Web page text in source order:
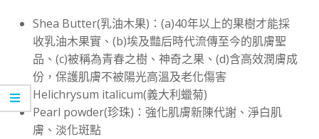
Shea Butter(乳油木果)：(a)40年以上的果樹才能採
收乳油木果實、(b)埃及豔后時代流傳至今的肌膚聖
品、(c)被稱為青春之樹、神奇之果、(d)含高效潤膚成
份，保護肌膚不被陽光高溫及老化傷害
Helichrysum italicum(義大利蠟菊)
Pearl powder(珍珠)：強化肌膚新陳代謝、淨白肌
膚、淡化斑點